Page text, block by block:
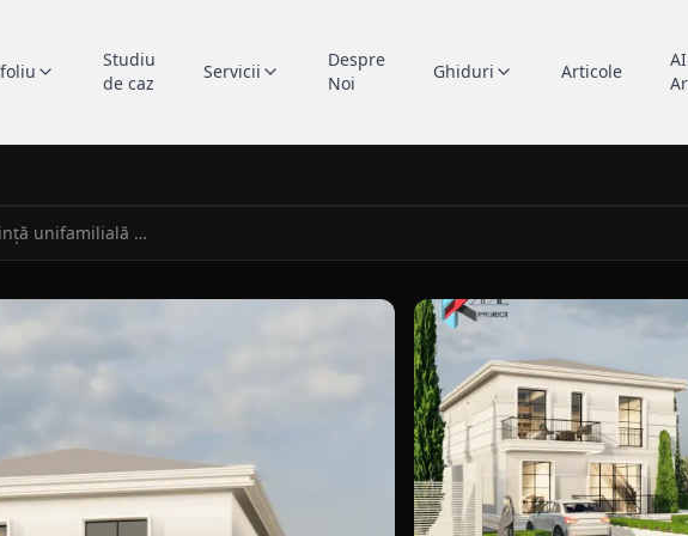
Studiu
de caz
Servicii
Despre
Noi
Ghiduri Articole
AI
K121 Locuință unifamilială P+1E
Locuinta unifamiliala P+1E in Constanta, portofoliu Kapal Proiect.
vedere laterala pentru case